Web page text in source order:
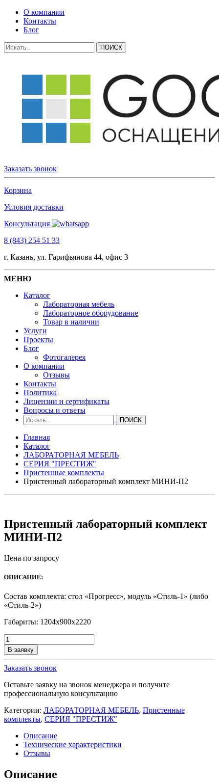
О компании
Контакты
Блог
Заказать звонок
Корзина
Условия доставки
Консультация
8 (843) 254 51 33
г. Казань, ул. Гарифьянова 44, офис 3
МЕНЮ
Каталог
Лабораторная мебель
Лабораторное оборудование
Товар в наличии
Услуги
Проекты
Блог
Фотогалерея
О компании
Отзывы
Контакты
Политика
Лицензии и сертификаты
Вопросы и ответы
Главная
Каталог
ЛАБОРАТОРНАЯ МЕБЕЛЬ
СЕРИЯ "ПРЕСТИЖ"
Пристенные комплекты
Пристенный лабораторный комплект МИНИ-П2
Пристенный лабораторный комплект
МИНИ-П2
Цена по запросу
ОПИСАНИЕ:
Состав комплекта: стол «Прогресс», модуль «Стиль-1» (либо
«Стиль-2»)
Габариты: 1204х900х2220
Количество
товара
Пристенный
лабораторный
комплект
МИНИ-
П2
В заявку
Заказать звонок
Оставьте заявку на звонок менеджера и получите
профессиональную консультацию
Категории: ЛАБОРАТОРНАЯ МЕБЕЛЬ, Пристенные
комплекты, СЕРИЯ "ПРЕСТИЖ"
Описание
Технические характеристики
Отзывы
Описание